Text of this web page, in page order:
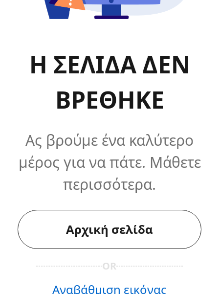
Η ΣΕΛΙΔΑ ΔΕΝ
ΒΡΕΘΗΚΕ
Ας βρούμε ένα καλύτερο
μέρος για να πάτε. Μάθετε
περισσότερα.
Αρχική σελίδα
OR
Αναβάθμιση εικόνας